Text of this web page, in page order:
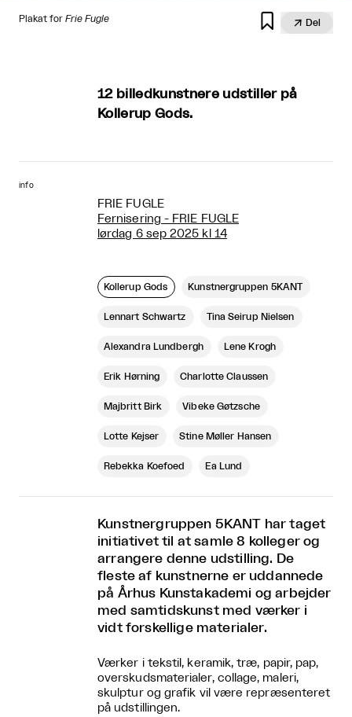
Plakat for Frie Fugle   Del
12 billedkunstnere udstiller på
Kollerup Gods.
info
FRIE FUGLE
Fernisering - FRIE FUGLE
lørdag 6 sep 2025 kl 14
Kollerup Gods Kunstnergruppen 5KANT
Lennart Schwartz Tina Seirup Nielsen
Alexandra Lundbergh Lene Krogh
Erik Hørning Charlotte Claussen
Majbritt Birk Vibeke Gøtzsche
Lotte Kejser Stine Møller Hansen
Rebekka Koefoed Ea Lund
Kunstnergruppen 5KANT har taget
initiativet til at samle 8 kolleger og
arrangere denne udstilling. De
fleste af kunstnerne er uddannede
på Århus Kunstakademi og arbejder
med samtidskunst med værker i
vidt forskellige materialer.
Værker i tekstil, keramik, træ, papir, pap,
overskudsmaterialer, collage, maleri,
skulptur og grafik vil være repræsenteret
på udstillingen.